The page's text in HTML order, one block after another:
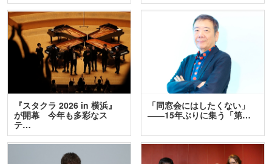
『スタクラ 2026 in 横浜』
が開幕 今年も多彩なス
テ…
「同窓会にはしたくない」
――15年ぶりに集う「第…